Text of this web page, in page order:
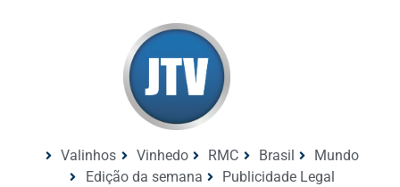
Valinhos Vinhedo RMC Brasil
Mundo
Edição da semana
Publicidade Legal